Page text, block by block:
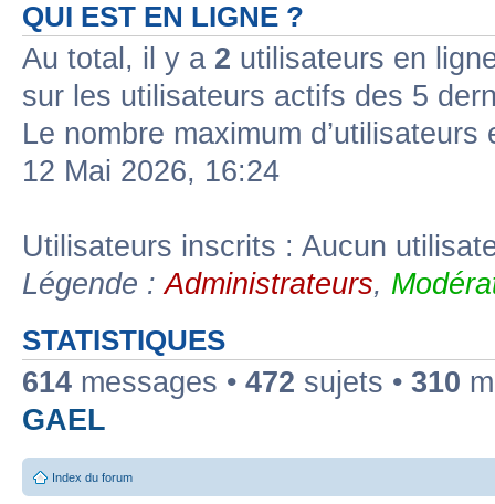
QUI EST EN LIGNE ?
Au total, il y a 2 utilisateurs en
sur les utilisateurs actifs des 5
Le nombre maximum
12 Mai 2026, 16:24
Utilisateurs inscrits : Aucun
Légende :Administrateurs,
STATISTIQUES
614 messages • 472 sujets • 310
GAEL
Index du forum